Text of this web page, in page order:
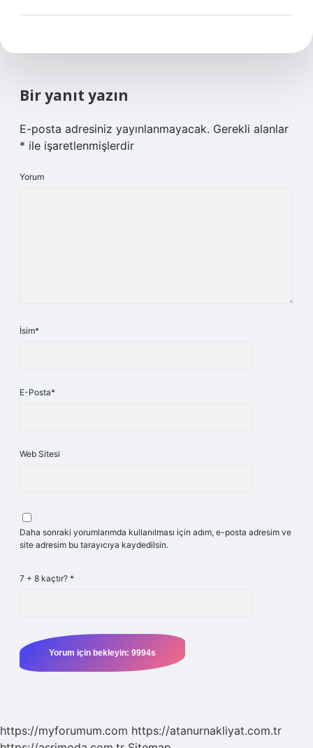
Bir yanıt yazın
E-posta adresiniz yayınlanmayacak. Gerekli alanlar
* ile işaretlenmişlerdir
Yorum
İsim*
E-Posta*
Web Sitesi
Daha sonraki yorumlarımda kullanılması için adım, e-posta adresim ve
site adresim bu tarayıcıya kaydedilsin.
7 + 8 kaçtır? *
https://myforumum.com https://atanurnakliyat.com.tr